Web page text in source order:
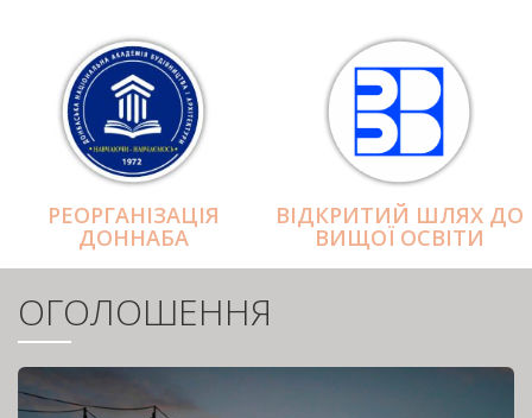
РЕОРГАНІЗАЦІЯ
ДОННАБА
ВІДКРИТИЙ ШЛЯХ ДО
ВИЩОЇ ОСВІТИ
ОГОЛОШЕННЯ